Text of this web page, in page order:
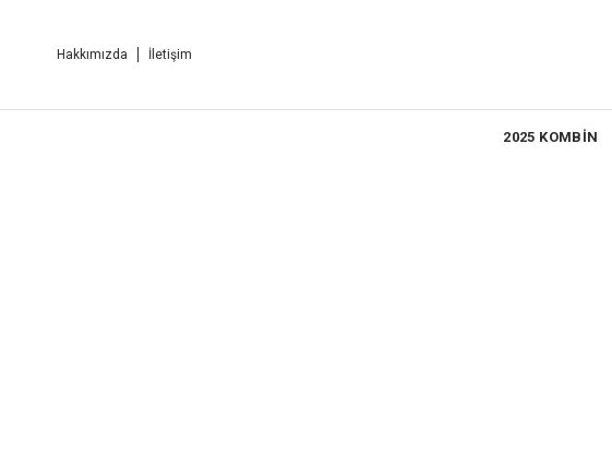
Hakkımızda İletişim
2025 KOMBİN